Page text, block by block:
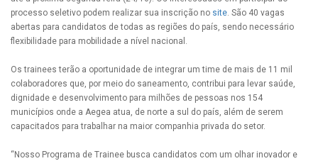
processo seletivo podem realizar sua inscrição no site. São 40 vagas
abertas para candidatos de todas as regiões do país, sendo necessário
flexibilidade para mobilidade a nível nacional.
Os trainees terão a oportunidade de integrar um time de mais de 11 mil
colaboradores que, por meio do saneamento, contribui para levar saúde,
dignidade e desenvolvimento para milhões de pessoas nos 154
municípios onde a Aegea atua, de norte a sul do país, além de serem
capacitados para trabalhar na maior companhia privada do setor.
“Nosso Programa de Trainee busca candidatos com um olhar inovador e